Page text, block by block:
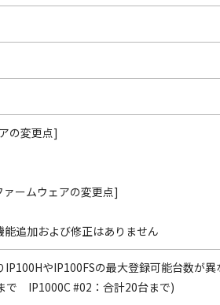
の変更点]
ームウェアの変更点]
追加および修正はありません
やIP100FSの最大登録可能台数が
で IP1000C #02：合計20台まで)